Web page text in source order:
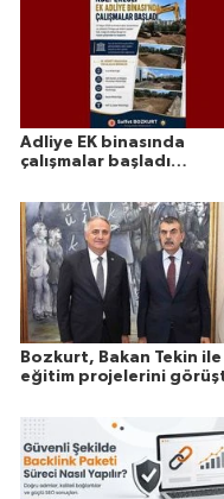
Adliye EK binasında
çalışmalar başladı…
Bozkurt, Bakan Tekin ile
eğitim projelerini